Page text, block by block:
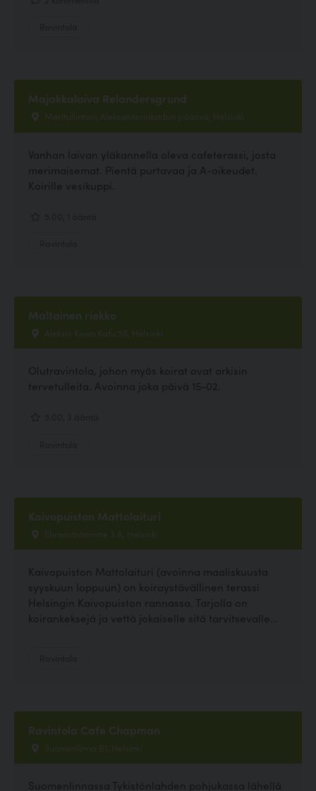
Majakkalaiva Relandersgrund
Meritullintori, Aleksanterinkadun päässä, Helsinki
Vanhan laivan yläkannella oleva cafeterassi, josta
merimaisemat. Pientä purtavaa ja A-oikeudet.
Koirille vesikuppi.
Maltainen riekko
Aleksis Kiven Katu 56, Helsinki
Olutravintola, johon myös koirat ovat arkisin
tervetulleita. Avoinna joka päivä 15-02.
Kaivopuiston Mattolaituri
Ehrenströmintie 3 A, Helsinki
Kaivopuiston Mattolaituri (avoinna maaliskuusta
syyskuun loppuun) on koiraystävällinen terassi
Helsingin Kaivopuiston rannassa. Tarjolla on
koirankeksejä ja vettä jokaiselle sitä tarvitsevalle...
Ravintola Cafe Chapman
Suomenlinna B1, Helsinki
Suomenlinnassa Tykistönlahden pohjukassa lähellä